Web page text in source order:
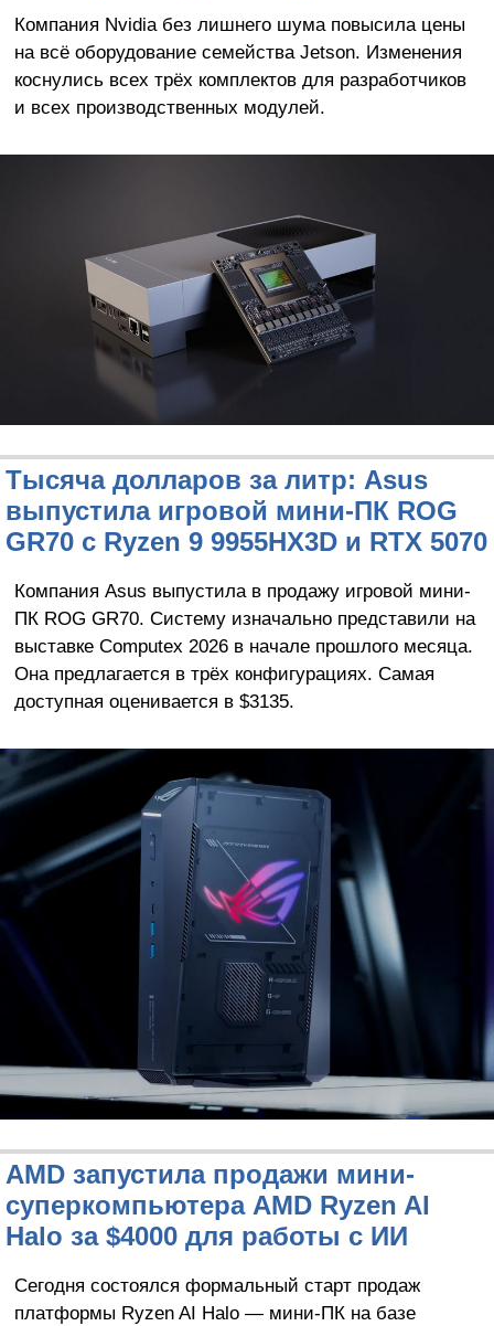
Компания Nvidia без лишнего шума повысила цены
на всё оборудование семейства Jetson. Изменения
коснулись всех трёх комплектов для разработчиков
и всех производственных модулей.
Тысяча долларов за литр: Asus
выпустила игровой мини-ПК ROG
GR70 с Ryzen 9 9955HX3D и RTX 5070
Компания Asus выпустила в продажу игровой мини-
ПК ROG GR70. Систему изначально представили на
выставке Computex 2026 в начале прошлого месяца.
Она предлагается в трёх конфигурациях. Самая
доступная оценивается в $3135.
AMD запустила продажи мини-
суперкомпьютера AMD Ryzen AI
Halo за $4000 для работы с ИИ
Сегодня состоялся формальный старт продаж
платформы Ryzen AI Halo — мини-ПК на базе